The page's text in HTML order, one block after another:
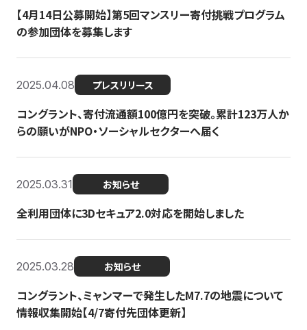
【4月14日公募開始】第5回マンスリー寄付挑戦プログラム
の参加団体を募集します
2025.04.08 プレスリリース
コングラント、寄付流通額100億円を突破。累計123万人か
らの願いがNPO・ソーシャルセクターへ届く
2025.03.31 お知らせ
全利用団体に3Dセキュア2.0対応を開始しました
2025.03.28 お知らせ
コングラント、ミャンマーで発生したM7.7の地震について
情報収集開始【4/7寄付先団体更新】